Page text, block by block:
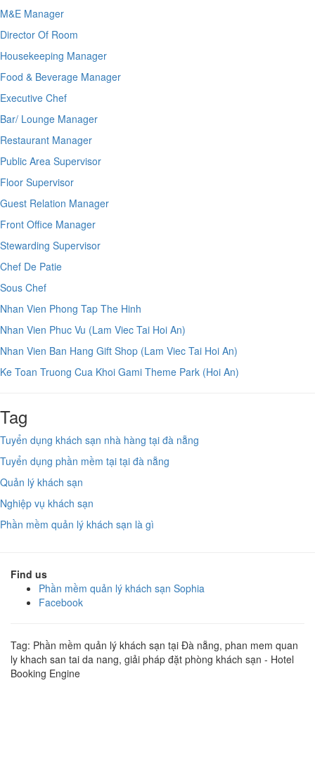
M&E Manager
Director Of Room
Housekeeping Manager
Food & Beverage Manager
Executive Chef
Bar/ Lounge Manager
Restaurant Manager
Public Area Supervisor
Floor Supervisor
Guest Relation Manager
Front Office Manager
Stewarding Supervisor
Chef De Patie
Sous Chef
Nhan Vien Phong Tap The Hinh
Nhan Vien Phuc Vu (Lam Viec Tai Hoi An)
Nhan Vien Ban Hang Gift Shop (Lam Viec Tai Hoi An)
Ke Toan Truong Cua Khoi Gami Theme Park (Hoi An)
Tag
Tuyển dụng khách sạn nhà hàng tại đà nẵng
Tuyển dụng phần mềm tại tại đà nẵng
Quản lý khách sạn
Nghiệp vụ khách sạn
Phần mềm quản lý khách sạn là gì
Find us
Phần mềm quản lý khách sạn Sophia
Facebook
Tag: Phần mềm quản lý khách sạn tại Đà nẵng, phan mem quan
ly khach san tai da nang, giải pháp đặt phòng khách sạn - Hotel
Booking Engine